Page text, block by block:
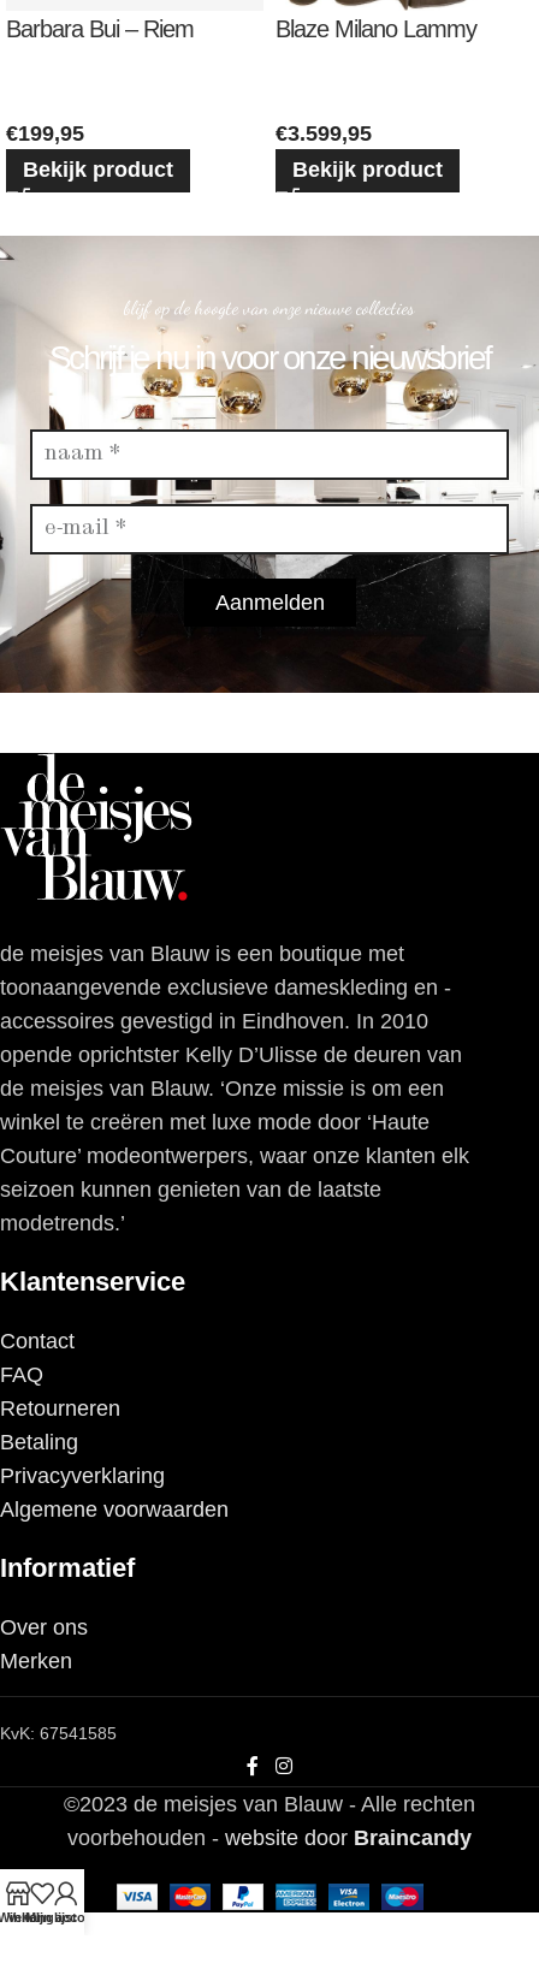
Barbara Bui – Riem
€199,95
Bekijk product
Blaze Milano Lammy
€3.599,95
Bekijk product
blijf op de hoogte van onze nieuwe collecties
Schrijf je nu in voor onze nieuwsbrief
Aanmelden
de meisjes van Blauw is een boutique met
toonaangevende exclusieve dameskleding en -
accessoires gevestigd in Eindhoven. In 2010
opende oprichtster Kelly D’Ulisse de deuren van
de meisjes van Blauw. ‘Onze missie is om een
winkel te creëren met luxe mode door ‘Haute
Couture’ modeontwerpers, waar onze klanten elk
seizoen kunnen genieten van de laatste
modetrends.’
Klantenservice
Contact
FAQ
Retourneren
Betaling
Privacyverklaring
Algemene voorwaarden
Informatief
Over ons
Merken
KvK: 67541585
©2023 de meisjes van Blauw - Alle rechten
voorbehouden - website door Braincandy
Verlanglijst
Mijn account